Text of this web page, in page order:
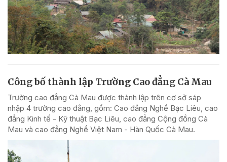
Công bố thành lập Trường Cao đẳng Cà Mau
Trường cao đẳng Cà Mau được thành lập trên cơ sở sáp
nhập 4 trường cao đẳng, gồm: Cao đẳng Nghề Bạc Liêu, cao
đẳng Kinh tế - Kỹ thuật Bạc Liêu, cao đẳng Cộng đồng Cà
Mau và cao đẳng Nghề Việt Nam - Hàn Quốc Cà Mau.